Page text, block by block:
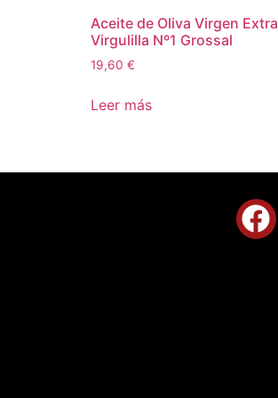
Aceite de Oliva Virgen Extra
Virgulilla Nº1 Grossal
19,60 €
Leer más